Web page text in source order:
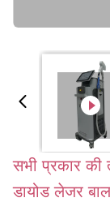
सभी प्रकार की
डायोड लेजर